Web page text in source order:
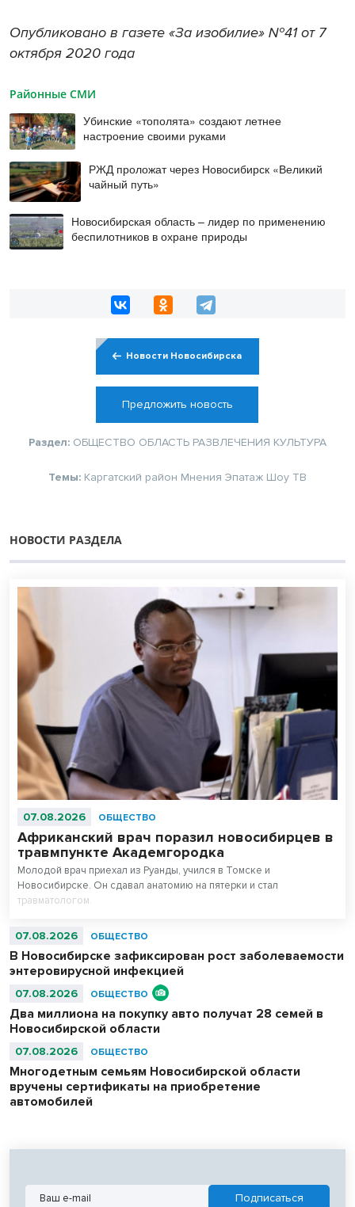
Опубликовано в газете «За изобилие» №41 от 7
октября 2020 года
Районные СМИ
Убинские «тополята» создают летнее
настроение своими руками
РЖД проложат через Новосибирск «Великий
чайный путь»
Новосибирская область – лидер по применению
беспилотников в охране природы
Новости Новосибирска
Предложить новость
Раздел: ОБЩЕСТВО ОБЛАСТЬ РАЗВЛЕЧЕНИЯ КУЛЬТУРА
Темы: Каргатский район Мнения Эпатаж Шоу ТВ
НОВОСТИ РАЗДЕЛА
07.08.2026 ОБЩЕСТВО
Африканский врач поразил новосибирцев в
травмпункте Академгородка
Молодой врач приехал из Руанды, учился в Томске и
Новосибирске. Он сдавал анатомию на пятерки и стал
травматологом.
07.08.2026 ОБЩЕСТВО
В Новосибирске зафиксирован рост заболеваемости
энтеровирусной инфекцией
07.08.2026 ОБЩЕСТВО
Два миллиона на покупку авто получат 28 семей в
Новосибирской области
07.08.2026 ОБЩЕСТВО
Многодетным семьям Новосибирской области
вручены сертификаты на приобретение
автомобилей